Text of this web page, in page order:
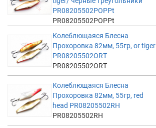
PR08205502POPPt
PR08205502POPPt
Колеблющаяся Блесна
Прохоровка 82мм, 55гр, or tiger
PR08205502ORT
PR08205502ORT
Колеблющаяся Блесна
Прохоровка 82мм, 55гр, red
head PR08205502RH
PR08205502RH